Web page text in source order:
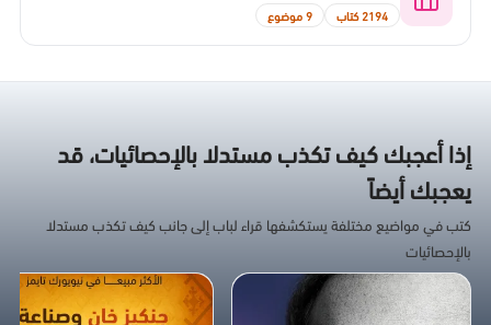
2194 كتاب 9 موضوع
إذا أعجبك كيف تكذب مستدلا بالإحصائيات، قد
يعجبك أيضاً
كتب في مواضيع مختلفة يستكشفها قراء لباب إلى جانب كيف تكذب مستدلا
بالإحصائيات